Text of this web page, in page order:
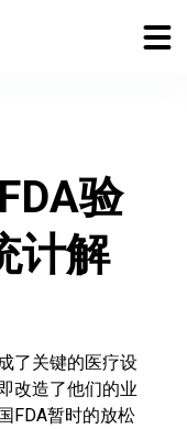
验
计解
了关键的医疗设
改造了他们的业
FDA暂时的放松